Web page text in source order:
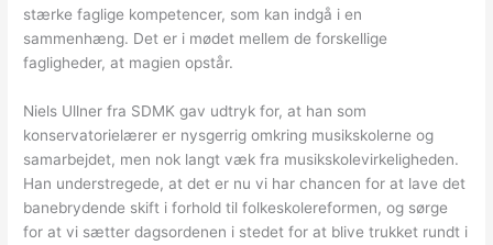
stærke faglige kompetencer, som kan indgå i en
sammenhæng. Det er i mødet mellem de forskellige
fagligheder, at magien opstår.
Niels Ullner fra SDMK gav udtryk for, at han som
konservatorielærer er nysgerrig omkring musikskolerne og
samarbejdet, men nok langt væk fra musikskolevirkeligheden.
Han understregede, at det er nu vi har chancen for at lave det
banebrydende skift i forhold til folkeskolereformen, og sørge
for at vi sætter dagsordenen i stedet for at blive trukket rundt i